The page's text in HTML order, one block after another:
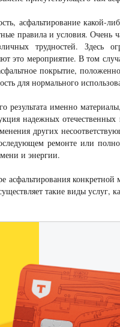
асфальтирование какой-
правила и условия. Очень
трудностей. Здесь
это мероприятие. В том
покрытие,
для нормального
именно
надежных
других
ремонте или
и энергии.
асфальтирования
такие виды услуг,